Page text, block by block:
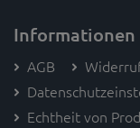
Informationen
AGB
Echtheit von